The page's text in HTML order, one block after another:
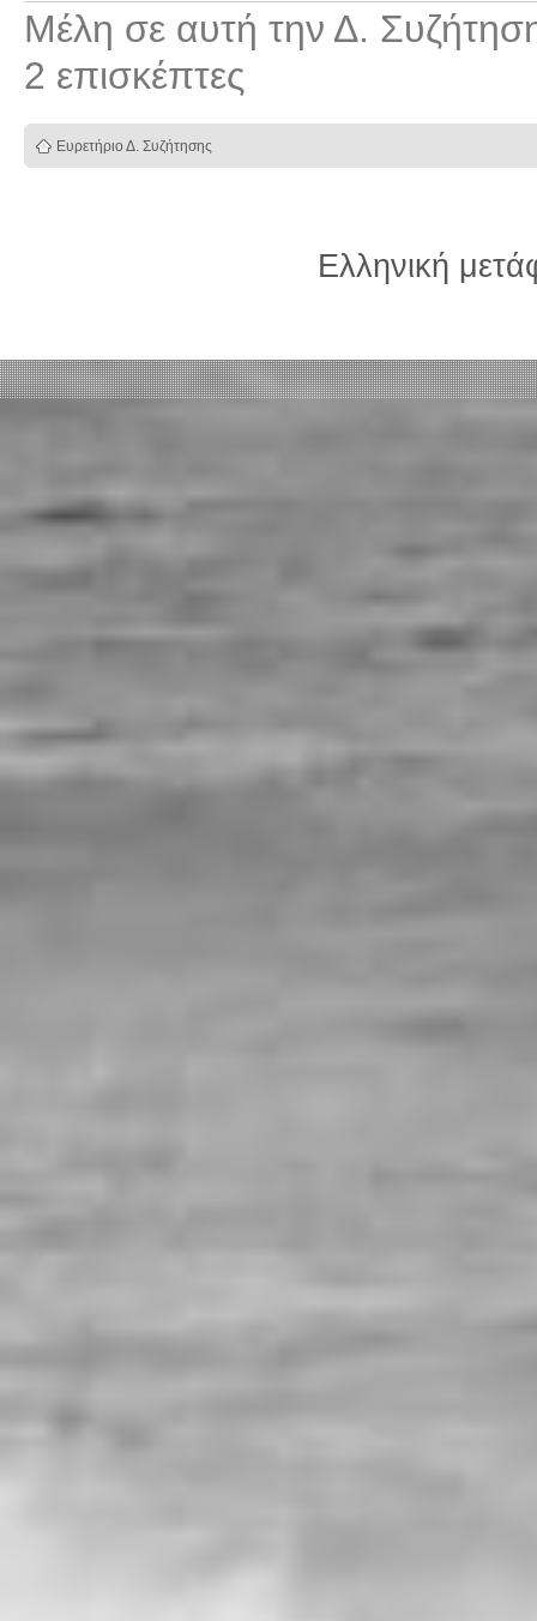
Μέλη σε αυτή την Δ.
2 επισκέπτες
Ευρετήριο Δ. Συζήτησης
Ελληνική